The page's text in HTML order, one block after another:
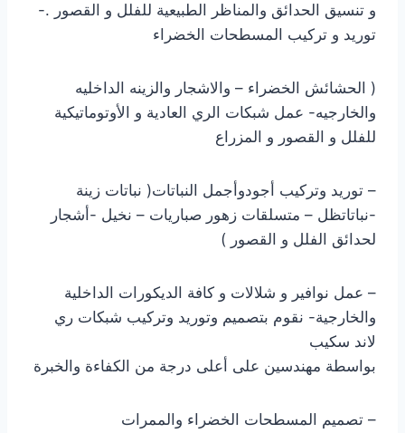
و تنسيق الحدائق والمناظر الطبيعية للفلل و القصور .-
توريد و تركيب المسطحات الخضراء
( الحشائش الخضراء – والاشجار والزينه الداخليه
والخارجيه- عمل شبكات الري العادية و الأوتوماتيكية
للفلل و القصور و المزراع
– توريد وتركيب أجودوأجمل النباتات( نباتات زينة
-نباتاتظل – متسلقات زهور صباريات – نخيل -أشجار
لحدائق الفلل و القصور )
– عمل نوافير و شلالات و كافة الديكورات الداخلية
والخارجية- نقوم بتصميم وتوريد وتركيب شبكات ري
لاند سكيب
بواسطة مهندسين على أعلى درجة من الكفاءة والخبرة
– تصميم المسطحات الخضراء والممرات